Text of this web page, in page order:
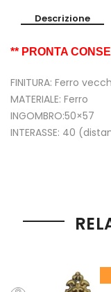
Descrizione
** PRONTA
FINITURA: Ferro
MATERIALE: Ferro
INGOMBRO:50×57
INTERASSE: 40